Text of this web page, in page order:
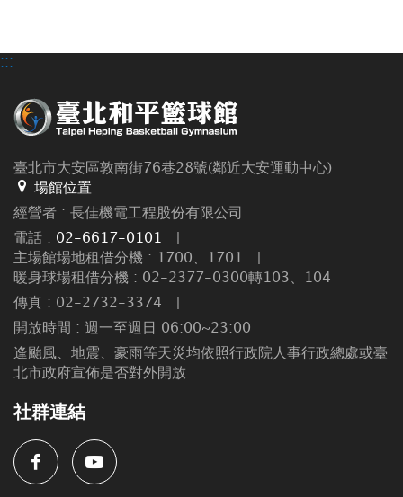
:::
臺北市大安區敦南街76巷28號(鄰近大安運動中心)
場館位置
經營者 : 長佳機電工程股份有限公司
電話 : 02-6617-0101
主場館場地租借分機 : 1700、1701
暖身球場租借分機 : 02-2377-0300轉103、104
傳真 : 02-2732-3374
開放時間 : 週一至週日 06:00~23:00
逢颱風、地震、豪雨等天災均依照行政院人事行政總處或臺
北市政府宣佈是否對外開放
社群連結
FacebookYoutube